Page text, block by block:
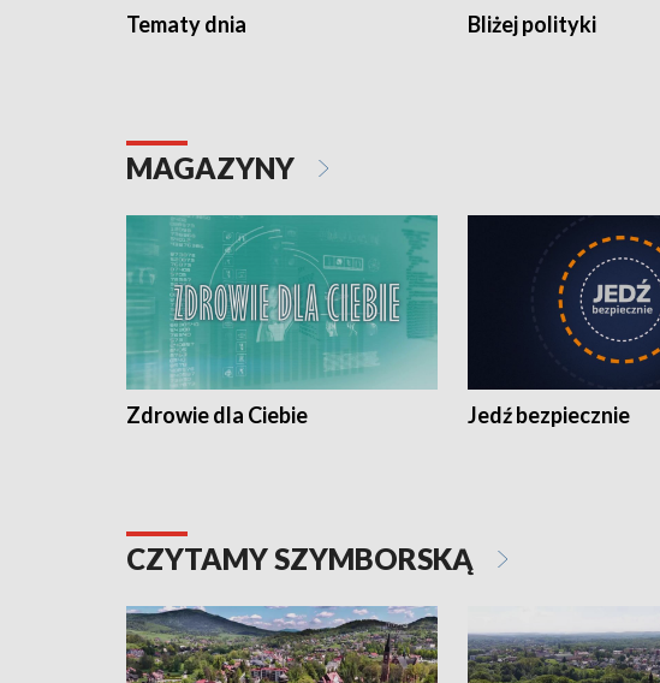
Tematy dnia Bliżej polityki
MAGAZYNY
Zdrowie dla Ciebie Jedź bezpiecznie
CZYTAMY SZYMBORSKĄ